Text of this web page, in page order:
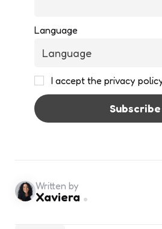
Language
I accept the privacy
Written by
Xaviera